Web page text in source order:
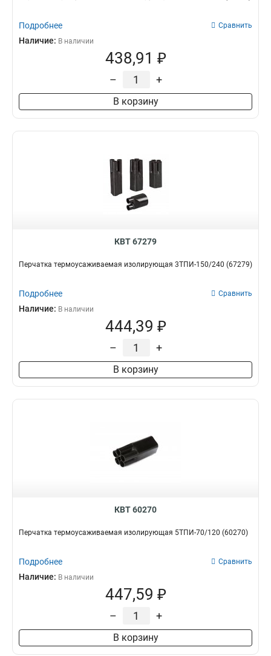
Подробнее Сравнить
Наличие: В наличии
438,91 ₽
– +
В корзину
КВТ 67279
Перчатка термоусаживаемая изолирующая 3ТПИ-150/240 (67279)
Подробнее Сравнить
Наличие: В наличии
444,39 ₽
– +
В корзину
КВТ 60270
Перчатка термоусаживаемая изолирующая 5ТПИ-70/120 (60270)
Подробнее Сравнить
Наличие: В наличии
447,59 ₽
– +
В корзину